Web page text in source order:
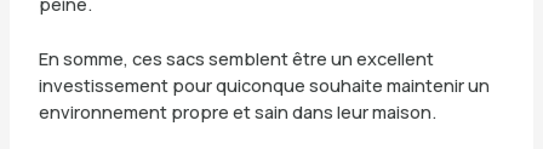
En somme, ces sacs semblent être un excellent
investissement pour quiconque souhaite maintenir un
environnement propre et sain dans leur maison.